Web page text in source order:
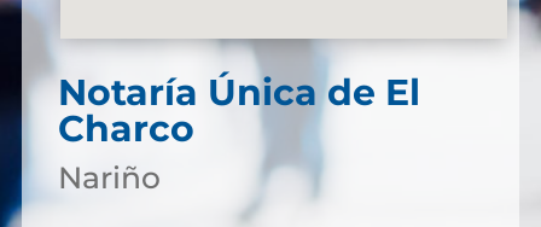
Notaría Única de El
Charco
Nariño